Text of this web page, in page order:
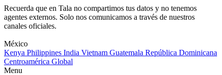
Recuerda que en Tala no compartimos tus datos y no tenemos
agentes externos. Solo nos comunicamos a través de nuestros
canales oficiales.
to
content
México
Kenya Philippines India Vietnam Guatemala República Dominicana
Centroamérica Global
Menu